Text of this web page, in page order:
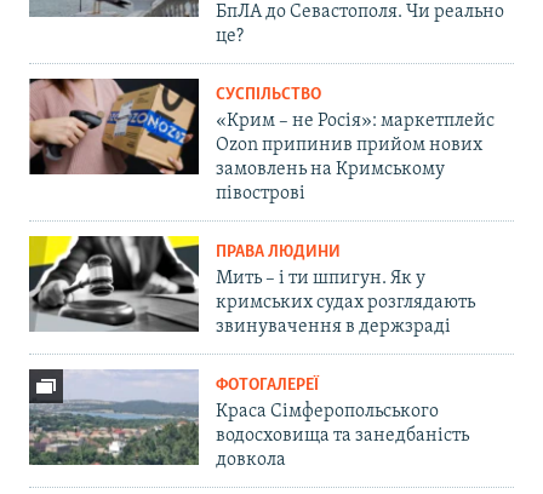
БпЛА до Севастополя. Чи реально
це?
СУСПІЛЬСТВО
«Крим – не Росія»: маркетплейс
Ozon припинив прийом нових
замовлень на Кримському
півострові
ПРАВА ЛЮДИНИ
Мить – і ти шпигун. Як у
кримських судах розглядають
звинувачення в держзраді
ФОТОГАЛЕРЕЇ
Краса Сімферопольського
водосховища та занедбаність
довкола